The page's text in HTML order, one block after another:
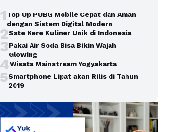
1Top Up PUBG Mobile Cepat dan Aman
dengan Sistem Digital Modern
2Sate Kere Kuliner Unik di Indonesia
3Pakai Air Soda Bisa Bikin Wajah
Glowing
4Wisata Mainstream Yogyakarta
5Smartphone Lipat akan Rilis di Tahun
2019